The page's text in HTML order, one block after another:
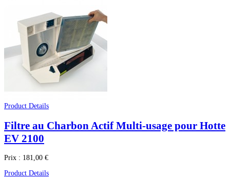
Product Details
Filtre au Charbon Actif Multi-usage pour Hotte
EV 2100
Prix : 181,00 €
Product Details